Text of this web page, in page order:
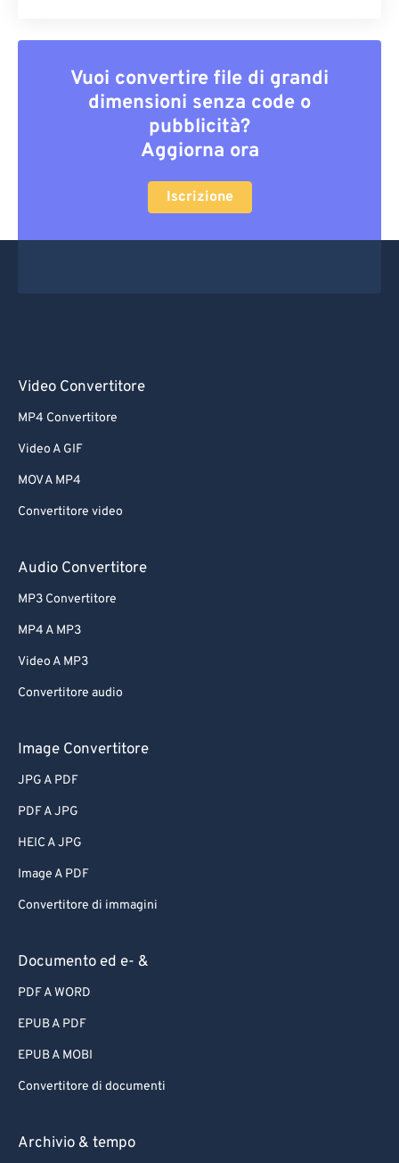
Vuoi convertire file di grandi
dimensioni senza code o
pubblicità?
Aggiorna ora
Iscrizione
Video Convertitore
MP4 Convertitore
Video A GIF
MOV A MP4
Convertitore video
Audio Convertitore
MP3 Convertitore
MP4 A MP3
Video A MP3
Convertitore audio
Image Convertitore
JPG A PDF
PDF A JPG
HEIC A JPG
Image A PDF
Convertitore di immagini
Documento ed e- &
PDF A WORD
EPUB A PDF
EPUB A MOBI
Convertitore di documenti
Archivio & tempo